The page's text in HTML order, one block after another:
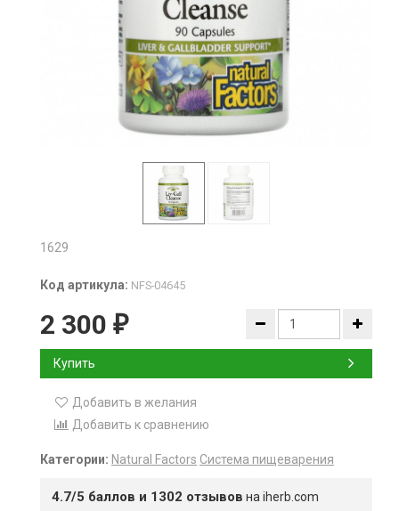
1629
Код артикула: NFS-04645
2 300 ₽
Купить
Добавить в желания
Добавить к сравнению
Категории: Natural Factors Система пищеварения
4.7/5 баллов и 1302 отзывов на iherb.com